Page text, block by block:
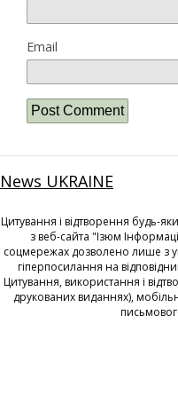
Email
News UKRAINE
Цитування і відтворення будь-
з веб-сайта "Ізюм
соцмережах дозволено лише з
гіперпосилання на
Цитування, використання і
друкованих виданнях),